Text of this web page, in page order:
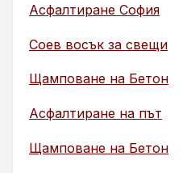
Асфалтиране София
Соев восък за свещи
Щамповане на Бетон
Асфалтиране на път
Щамповане на Бетон